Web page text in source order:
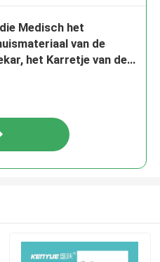
Medisch het
van de
het Karretje van de